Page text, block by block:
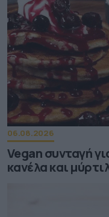
06.08.2026
Vegan συνταγή
κανέλα και